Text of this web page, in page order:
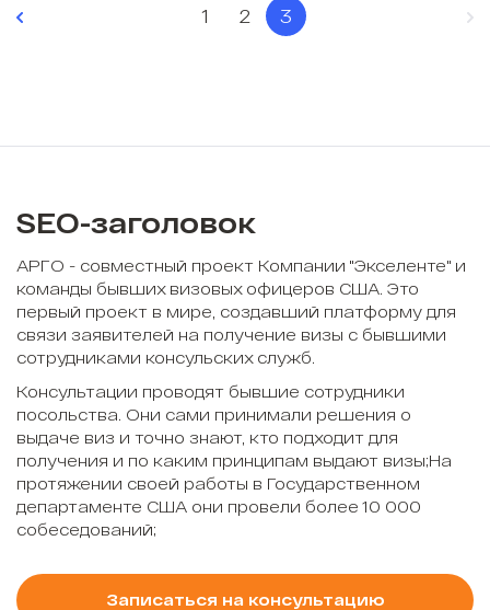
1 2 3
SEO-заголовок
АРГО - совместный проект Компании "Экселенте" и
команды бывших визовых офицеров США. Это
первый проект в мире, создавший платформу для
связи заявителей на получение визы с бывшими
сотрудниками консульских служб.
Консультации проводят бывшие сотрудники
посольства. Они сами принимали решения о
выдаче виз и точно знают, кто подходит для
получения и по каким принципам выдают визы;На
протяжении своей работы в Государственном
департаменте США они провели более 10 000
собеседований;
Записаться на консультацию